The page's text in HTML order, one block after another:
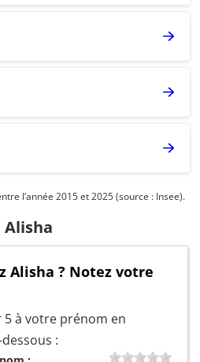
l’année 2015 et 2025 (source : Insee).
Alisha ? Notez votre
à votre prénom en
: